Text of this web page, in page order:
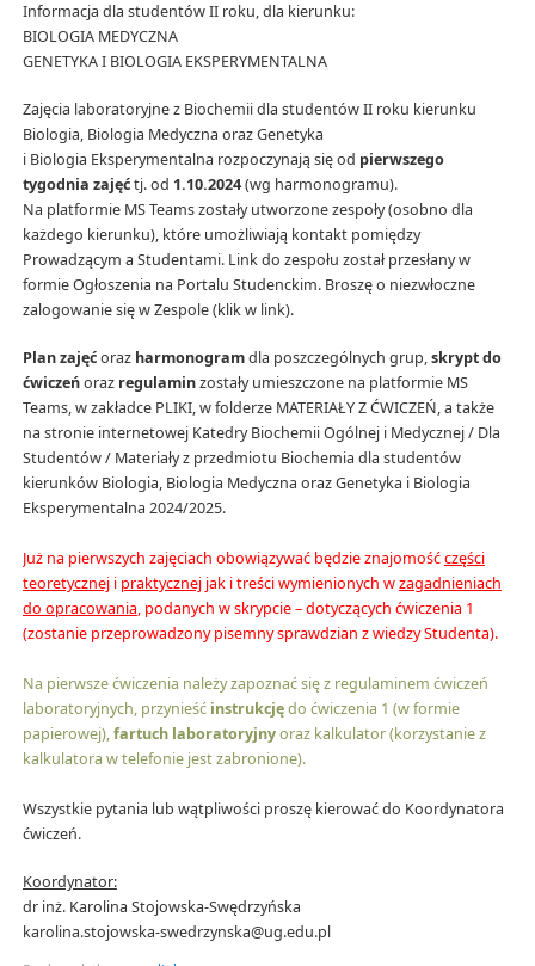
Informacja dla studentów II roku, dla kierunku:
BIOLOGIA MEDYCZNA
GENETYKA I BIOLOGIA EKSPERYMENTALNA
Zajęcia laboratoryjne z Biochemii dla studentów II roku kierunku
Biologia, Biologia Medyczna oraz Genetyka
i Biologia Eksperymentalna rozpoczynają się od pierwszego
tygodnia zajęćtj. od 1.10.2024(wg harmonogramu).
Na platformie MS Teams zostały utworzone zespoły (osobno dla
każdego kierunku), które umożliwiają kontakt pomiędzy
Prowadzącym a Studentami. Link do zespołu został przesłany w
formie Ogłoszenia na Portalu Studenckim. Broszę o niezwłoczne
zalogowanie się w Zespole (klik w link).
Plan zajęćoraz harmonogramdla poszczególnych grup,skrypt do
ćwiczeńoraz regulaminzostały umieszczone na platformie MS
Teams, w zakładce PLIKI, w folderze MATERIAŁY Z ĆWICZEŃ, a także
na stronie internetowej Katedry Biochemii Ogólnej i Medycznej / Dla
Studentów / Materiały z przedmiotu Biochemia dla studentów
kierunków Biologia, Biologia Medyczna oraz Genetyka i Biologia
Eksperymentalna 2024/2025.
Już na pierwszych zajęciach obowiązywać będzie znajomośćczęści
teoretyczneji praktycznejjak i treści wymienionych wzagadnieniach
do opracowania, podanych w skrypcie – dotyczących ćwiczenia 1
(zostanie przeprowadzony pisemny sprawdzian z wiedzy Studenta).
Na pierwsze ćwiczenia należy zapoznać się z regulaminem ćwiczeń
laboratoryjnych, przynieść instrukcjędo ćwiczenia 1 (w formie
papierowej),fartuch laboratoryjnyoraz kalkulator (korzystanie z
kalkulatora w telefonie jest zabronione).
Wszystkie pytania lub wątpliwości proszę kierować do Koordynatora
ćwiczeń.
Koordynator:
dr inż. Karolina Stojowska-Swędrzyńska
karolina.stojowska-swedrzynska@ug.edu.pl